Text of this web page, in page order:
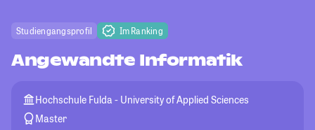
Studiengangsprofil Im Ranking
Angewandte Informatik
Hochschule Fulda - University of Applied Sciences
Master